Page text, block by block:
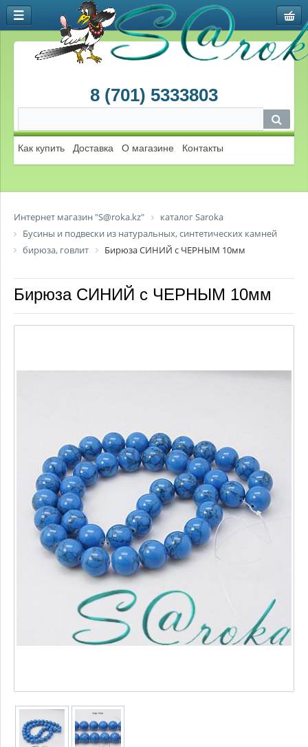
8 (701) 5333803
Как купить Доставка О магазине Контакты
Интернет магазин "S@roka.kz"
каталог Saroka
Бусины и подвески из натуральных, синтетических камней
бирюза, говлит
Бирюза СИНИЙ с ЧЕРНЫМ 10мм
Бирюза СИНИЙ с ЧЕРНЫМ 10мм